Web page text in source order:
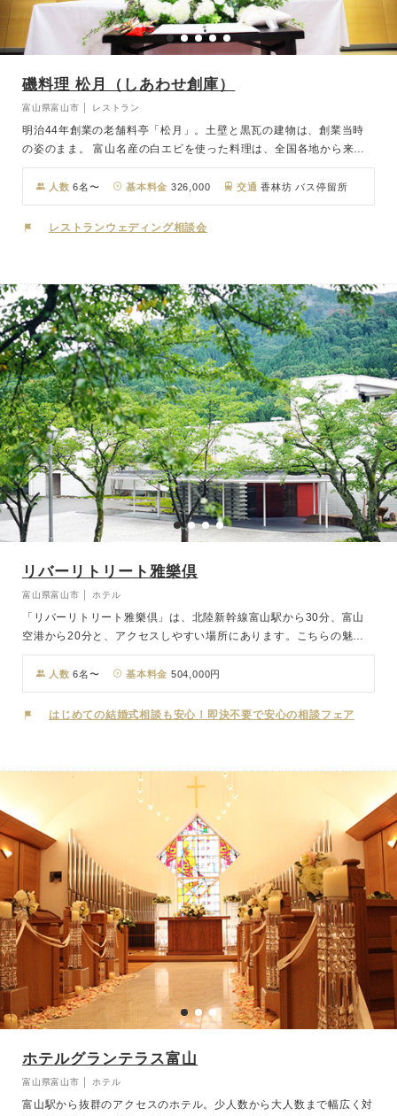
磯料理 松月（しあわせ創庫）
富山県富山市 │ レストラン
明治44年創業の老舗料亭「松月」。土壁と黒瓦の建物は、創業当時
の姿のまま。 富山名産の白エビを使った料理は、全国各地から来客
が絶えないほどの自慢の品々。 富山市内からほど近く、静かに流れ
るときの中で大切な方々と旬の料理に舌鼓を打ちながら、贅沢なおも
てなしの時間をゲストの皆さまと一緒にお過ごし下さい。
人数 6名〜 基本料金 326,000 交通 香林坊 バス停留所
レストランウェディング相談会
リバーリトリート雅樂倶
富山県富山市 │ ホテル
「リバーリトリート雅樂倶」は、北陸新幹線富山駅から30分、富山
空港から20分と、アクセスしやすい場所にあります。こちらの魅力
は何と言っても自然との融合をテーマとした気品に満ちた空間。まる
で大きな絵画のように美しい景観を楽しみながら、洗練されたアート
のような空間でゲストの皆様とゆったりとした大人のウエディングパ
ーティを。
人数 6名〜 基本料金 504,000円
はじめての結婚式相談も安心！即決不要で安心の相談フェア
ホテルグランテラス富山
富山県富山市 │ ホテル
富山駅から抜群のアクセスのホテル。少人数から大人数まで幅広く対